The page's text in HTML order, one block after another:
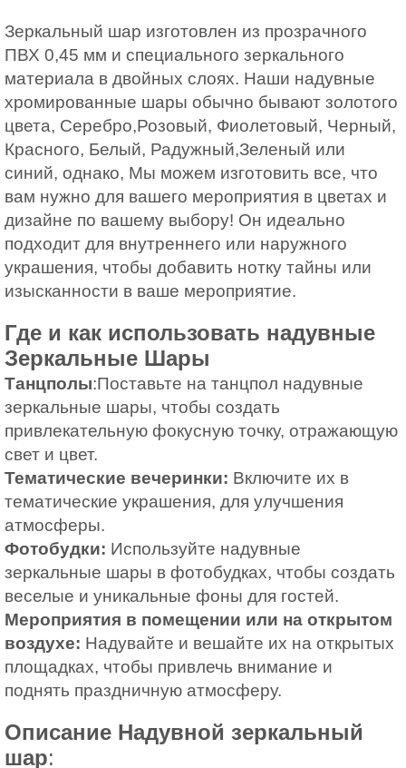
Зеркальный шар изготовлен из прозрачного
ПВХ 0,45 мм и специального зеркального
материала в двойных слоях. Наши надувные
хромированные шары обычно бывают золотого
цвета, Серебро,Розовый, Фиолетовый, Черный,
Красного, Белый, Радужный,Зеленый или
синий, однако, Мы можем изготовить все, что
вам нужно для вашего мероприятия в цветах и
дизайне по вашему выбору! Он идеально
подходит для внутреннего или наружного
украшения, чтобы добавить нотку тайны или
изысканности в ваше мероприятие.
Где и как использовать надувные
Зеркальные Шары
Танцполы:Поставьте на танцпол надувные
зеркальные шары, чтобы создать
привлекательную фокусную точку, отражающую
свет и цвет.
Тематические вечеринки: Включите их в
тематические украшения, для улучшения
атмосферы.
Фотобудки: Используйте надувные
зеркальные шары в фотобудках, чтобы создать
веселые и уникальные фоны для гостей.
Мероприятия в помещении или на открытом
воздухе: Надувайте и вешайте их на открытых
площадках, чтобы привлечь внимание и
поднять праздничную атмосферу.
Описание Надувной зеркальный
шар: